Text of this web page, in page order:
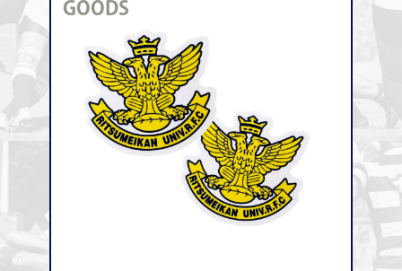
GOODS